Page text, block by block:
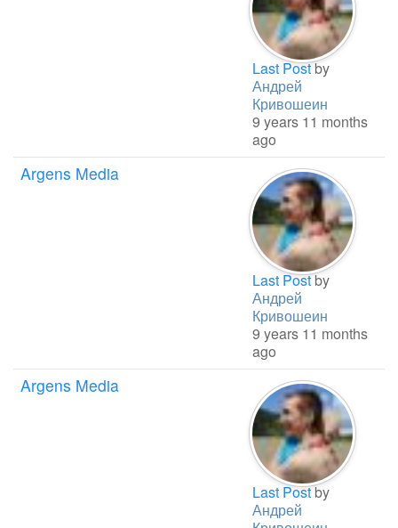
Last Postby
Андрей
Кривошеин
9 years 11 months
ago
Argens Media
Last Postby
Андрей
Кривошеин
9 years 11 months
ago
Argens Media
Last Postby
Андрей